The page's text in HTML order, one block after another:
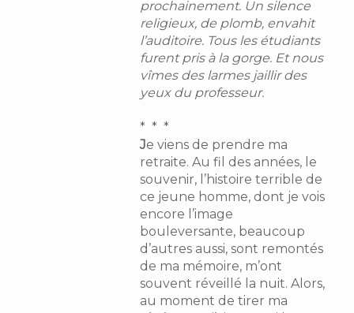
prochainement. Un silence
religieux, de plomb, envahit
l’auditoire. Tous les étudiants
furent pris à la gorge. Et nous
vîmes des larmes jaillir des
yeux du professeur.
* * *
Je viens de prendre ma
retraite. Au fil des années, le
souvenir, l’histoire terrible de
ce jeune homme, dont je vois
encore l’image
bouleversante, beaucoup
d’autres aussi, sont remontés
de ma mémoire, m’ont
souvent réveillé la nuit. Alors,
au moment de tirer ma